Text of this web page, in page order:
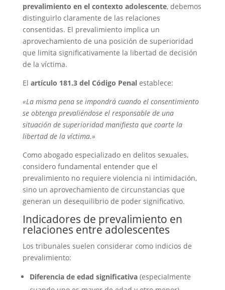
prevalimiento en el contexto adolescente, debemos
distinguirlo claramente de las relaciones
consentidas. El prevalimiento implica un
aprovechamiento de una posición de superioridad
que limita significativamente la libertad de decisión
de la víctima.
El artículo 181.3 del Código Penalestablece:
«La misma pena se impondrá cuando el consentimiento
se obtenga prevaliéndose el responsable de una
situación de superioridad manifiesta que coarte la
libertad de la víctima.»
Como abogado especializado en delitos sexuales,
considero fundamental entender que el
prevalimiento no requiere violencia ni intimidación,
sino un aprovechamiento de circunstancias que
generan un desequilibrio de poder significativo.
Indicadores de prevalimiento en
relaciones entre adolescentes
Los tribunales suelen considerar como indicios de
prevalimiento:
Diferencia de edad significativa(especialmente